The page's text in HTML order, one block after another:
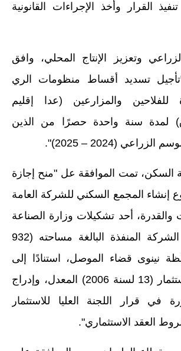
كتب مدرسية
المرحلة المتوسطة
المرحلة الاعدادية
ملازم دراسية
المرحلة الابتدائية
المرحلة المتوسطة
المرحلة الاعدادية
دروس
المرحلة الابتدائية
المرحلة المتوسطة
المرحلة الاعدادية
تنفيذ القرار وأخذ الإجراءات القانونية
وتعزيز الإنتاج المحلي، وافق
تسديد أقساط منظومات الري
للفلاحين والمزارعين (عدا إقليم
لمدة سنة واحدة حصرًا من الذين
(2024 – 2025)".
السكن، تمت الموافقة عل "منح إجازة
إنشاء المجمع السكني للشركة العامة
والقدرة، أحد تشكيلات وزارة الصناعة
والمعادن بعهدة الشركة المنفذة البالغة مساحته (932
نينوى قضاء الموصل، استنادًا إلى
أحكام قانون الاستثمار (13 لسنة 2006) المعدل، وإدراج
في قرار اللجنة العليا للاستثمار
العقد الاستثماري".